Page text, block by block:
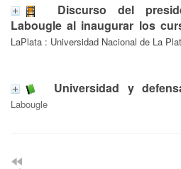
Discurso del
Labougle al inaugurar los
LaPlata : Universidad Nacional de La
Universidad y
Labougle